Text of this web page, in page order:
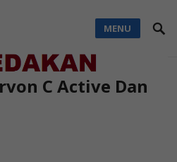
MENU
C Active Dan